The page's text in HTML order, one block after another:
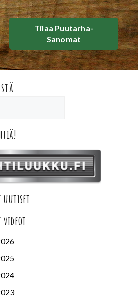
Tilaa Puutarha-
Sanomat
uutiset
videot